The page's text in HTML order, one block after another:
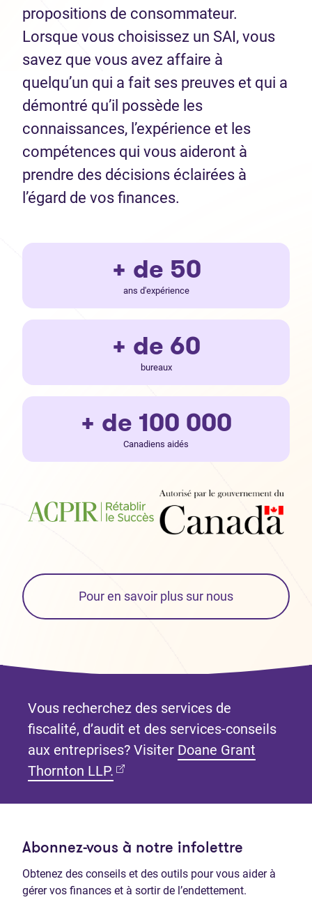
propositions de consommateur.
Lorsque vous choisissez un SAI, vous
savez que vous avez affaire à
quelqu’un qui a fait ses preuves et qui a
démontré qu’il possède les
connaissances, l’expérience et les
compétences qui vous aideront à
prendre des décisions éclairées à
l’égard de vos finances.
+ de 50
ans d'expérience
+ de 60
bureaux
+ de 100 000
Canadiens aidés
Pour en savoir plus sur nous
Vous recherchez des services de
fiscalité, d’audit et des services-conseils
aux entreprises? Visiter Doane Grant
Thornton LLP. (Ouvre dans un nouvel onglet)
Abonnez-vous à notre infolettre
Obtenez des conseils et des outils pour vous aider à
gérer vos finances et à sortir de l’endettement.